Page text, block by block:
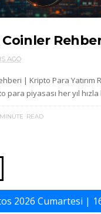
Coinler
AGO
| Kripto Para Yatırım
para piyasası her yıl
READ
2026 Cumartesi |